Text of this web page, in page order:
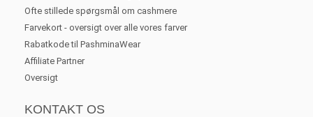
Ofte stillede spørgsmål om cashmere
Farvekort - oversigt over alle vores farver
Rabatkode til PashminaWear
Affiliate Partner
Oversigt
KONTAKT OS